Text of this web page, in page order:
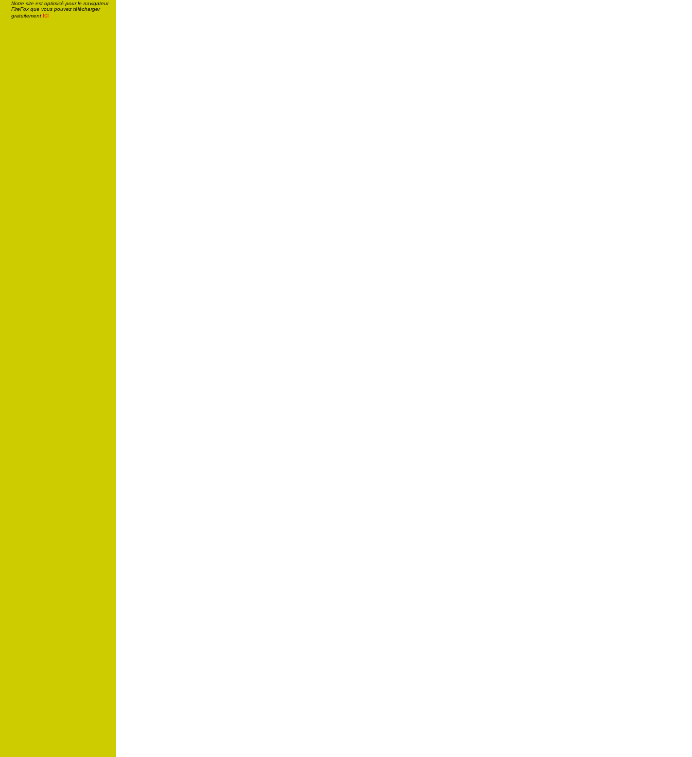
Notre site est optimisé pour le navigateur
FireFox que vous pouvez télécharger
gratuitement ici